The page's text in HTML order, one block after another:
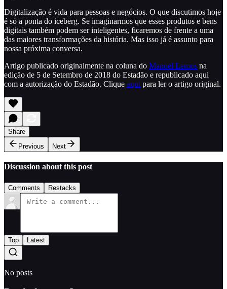
Digitalização é vida para pessoas e negócios. O que discutimos hoje
é só a ponta do iceberg. Se imaginarmos que esses produtos e bens
digitais também podem ser inteligentes, ficaremos de frente a uma
das maiores transformações da história. Mas isso já é assunto para
nossa próxima conversa.
Artigo publicado originalmente na coluna do Manoel Lemos na
edição de 5 de Setembro de 2018 do Estadão e republicado aqui
com a autorização do Estadão. Clique aqui para ler o artigo original.
Share
Previous
Next
Discussion about this post
Comments Restacks
Top Latest
No posts